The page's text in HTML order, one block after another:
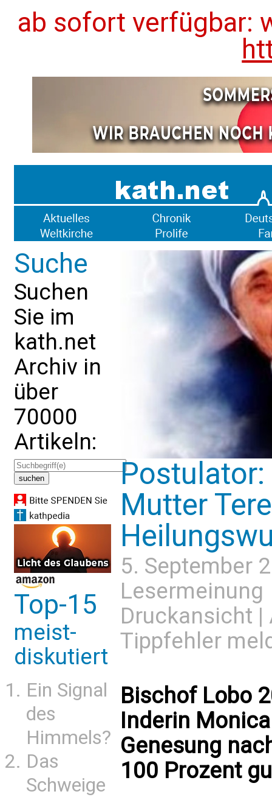
ab sofort verfügbar:
Suche
Suchen
Sie im
kath.net
Archiv in
über
70000
Artikeln:
Top-15
meist-
diskutiert
Ein Signal
des
Himmels?
Das
Schweige
Postulator:
Mutter
5. September
Lesermeinung
Druckansicht |
Tippfehler
Bischof Lobo
Inderin
Genesung
100 Prozent